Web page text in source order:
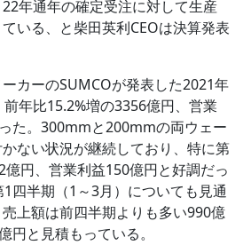
年通年の確定受注に対して生産
いる、と柴田英利CEOは決算発表
カーのSUMCOが発表した2021年
年比15.2%増の3356億円、営業
た。300mmと200mmの両ウェー
ない状況が継続しており、特に第
円、営業利益150億円と好調だっ
四半期（1～3月）についても見通
上額は前四半期よりも多い990億
円と見積もっている。